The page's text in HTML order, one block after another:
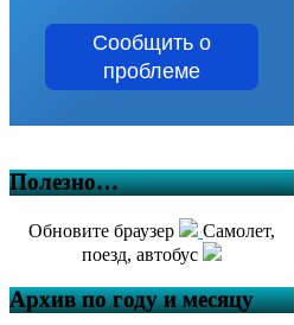
Сообщить о
проблеме
Полезно…
Обновите браузер
Самолет,
поезд, автобус
Архив по году и месяцу